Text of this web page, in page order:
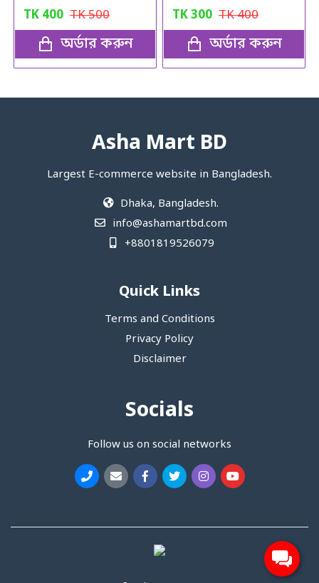
TK 400 TK500
অর্ডার করুন
TK300 TK400
অর্ডার করুন
Asha Mart BD
Largest E-commerce website in Bangladesh.
Dhaka, Bangladesh.
info@ashamartbd.com
+8801819526079
Quick Links
Terms and Conditions
Privacy Policy
Disclaimer
Socials
Follow us on social networks